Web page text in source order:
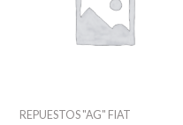
REPUESTOS "AG" FIAT